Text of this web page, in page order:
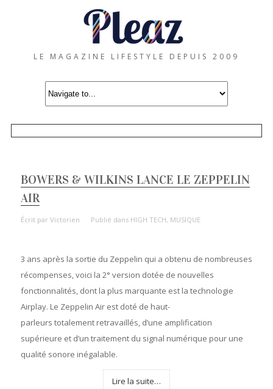
LE MAGAZINE LIFESTYLE DEPUIS 2009
BOWERS & WILKINS LANCE LE ZEPPELIN
AIR
Écrit par Victorien Publié dans HIGH TECH, MUSIQUE
3 ans après la sortie du Zeppelin qui a obtenu de nombreuses
récompenses, voici la 2° version dotée de nouvelles
fonctionnalités, dont la plus marquante est la technologie
Airplay. Le Zeppelin Air est doté de haut-
parleurs totalement retravaillés, d’une amplification
supérieure et d’un traitement du signal numérique pour une
qualité sonore inégalable.
Lire la suite…